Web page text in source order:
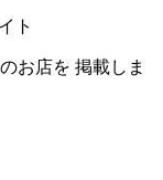
ト
お店を 掲載しま